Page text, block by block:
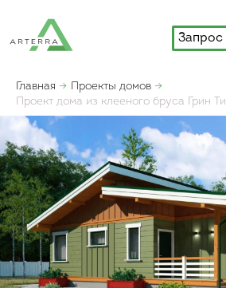
Запрос
Главная
Проекты домов
Проект дома из клееного бруса Грин Ти